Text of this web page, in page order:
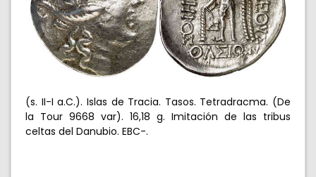
(s. II-I a.C.). Islas de Tracia. Tasos. Tetradracma. (De
la Tour 9668 var). 16,18 g. Imitación de las tribus
celtas del Danubio. EBC-.